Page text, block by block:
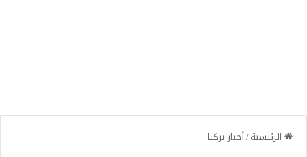
الرئيسية/أخبار تركيا